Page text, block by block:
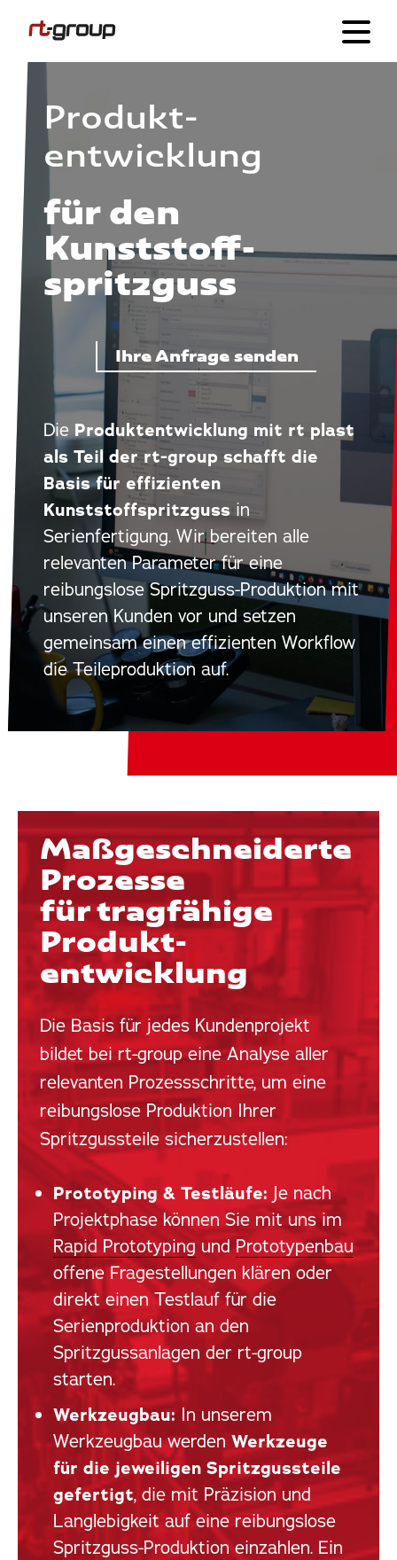
Produkt­
entwicklung
für den
Kunststoff­
spritzguss
Ihre Anfrage senden
Die Produktentwicklung mit rt plast
als Teil der rt-group schafft die
Basis für effizienten
Kunststoffspritzgussin
Serienfertigung. Wir bereiten alle
relevanten Parameter für eine
reibungslose Spritzguss-Produktion mit
unseren Kunden vor und setzen
gemeinsam einen effizienten Workflow
die Teileproduktion auf.
Maß­geschneiderte
Prozesse
für tragfähige
Produkt­
entwicklung
Die Basis für jedes Kundenprojekt
bildet bei rt-group eine Analyse aller
relevanten Prozessschritte, um eine
reibungslose Produktion Ihrer
Spritzgussteile sicherzustellen:
Prototyping & Testläufe: Je nach
Projektphase können Sie mit uns im
Rapid Prototyping undPrototypenbau
offene Fragestellungen klären oder
direkt einen Testlauf für die
Serienproduktion an den
Spritzgussanlagen der rt-group
starten.
Werkzeugbau: In unserem
Werkzeugbau werden Werkzeuge
für die jeweiligen Spritzgussteile
gefertigt, die mit Präzision und
Langlebigkeit auf eine reibungslose
Spritzguss-Produktion einzahlen. Ein